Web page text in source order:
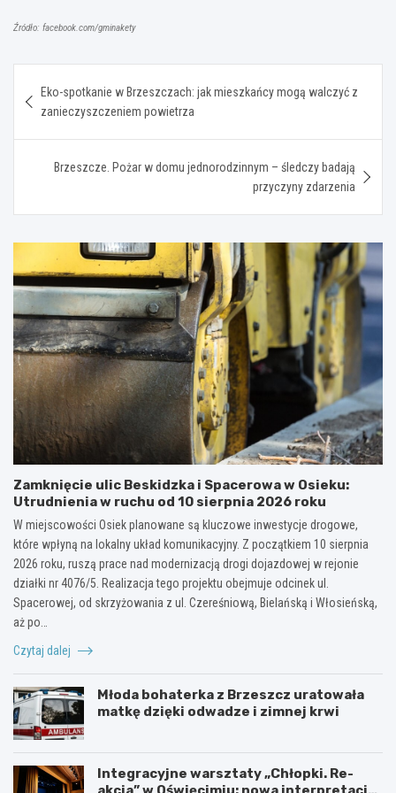
Źródło: facebook.com/gminakety
wpisu
Eko-spotkanie w Brzeszczach: jak mieszkańcy mogą walczyć z
zanieczyszczeniem powietrza
Brzeszcze. Pożar w domu jednorodzinnym – śledczy badają
przyczyny zdarzenia
Zamknięcie ulic Beskidzka i Spacerowa w Osieku:
Utrudnienia w ruchu od 10 sierpnia 2026 roku
W miejscowości Osiek planowane są kluczowe inwestycje drogowe,
które wpłyną na lokalny układ komunikacyjny. Z początkiem 10 sierpnia
2026 roku, ruszą prace nad modernizacją drogi dojazdowej w rejonie
działki nr 4076/5. Realizacja tego projektu obejmuje odcinek ul.
Spacerowej, od skrzyżowania z ul. Czereśniową, Bielańską i Włosieńską,
aż po…
Czytaj dalej
Młoda bohaterka z Brzeszcz uratowała
matkę dzięki odwadze i zimnej krwi
Integracyjne warsztaty „Chłopki. Re-